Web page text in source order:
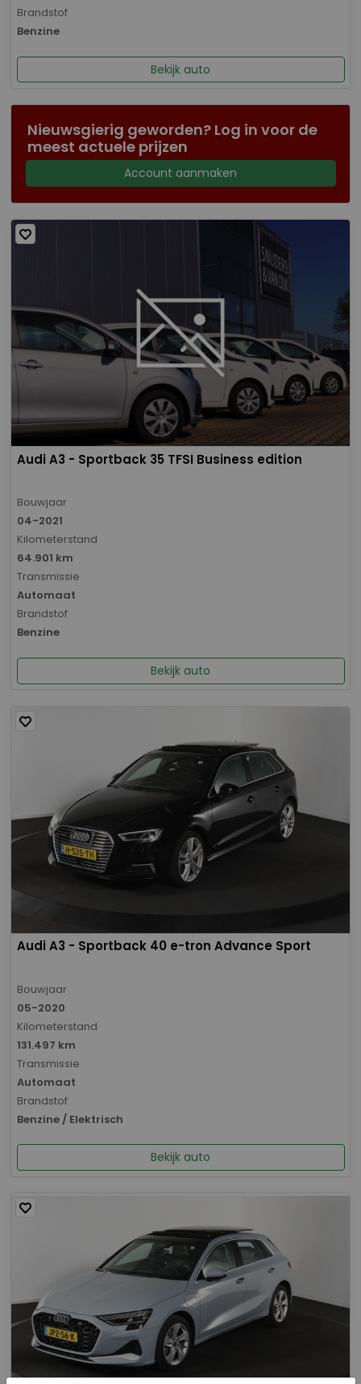
Brandstof
Benzine
Bekijk auto
Nieuwsgierig geworden? Log in voor de
meest actuele prijzen
Account aanmaken
Audi A3 - Sportback 35 TFSI Business edition
Bouwjaar
04-2021
Kilometerstand
64.901 km
Transmissie
Automaat
Brandstof
Benzine
Bekijk auto
Audi A3 - Sportback 40 e-tron Advance Sport
Bouwjaar
05-2020
Kilometerstand
131.497 km
Transmissie
Automaat
Brandstof
Benzine / Elektrisch
Bekijk auto